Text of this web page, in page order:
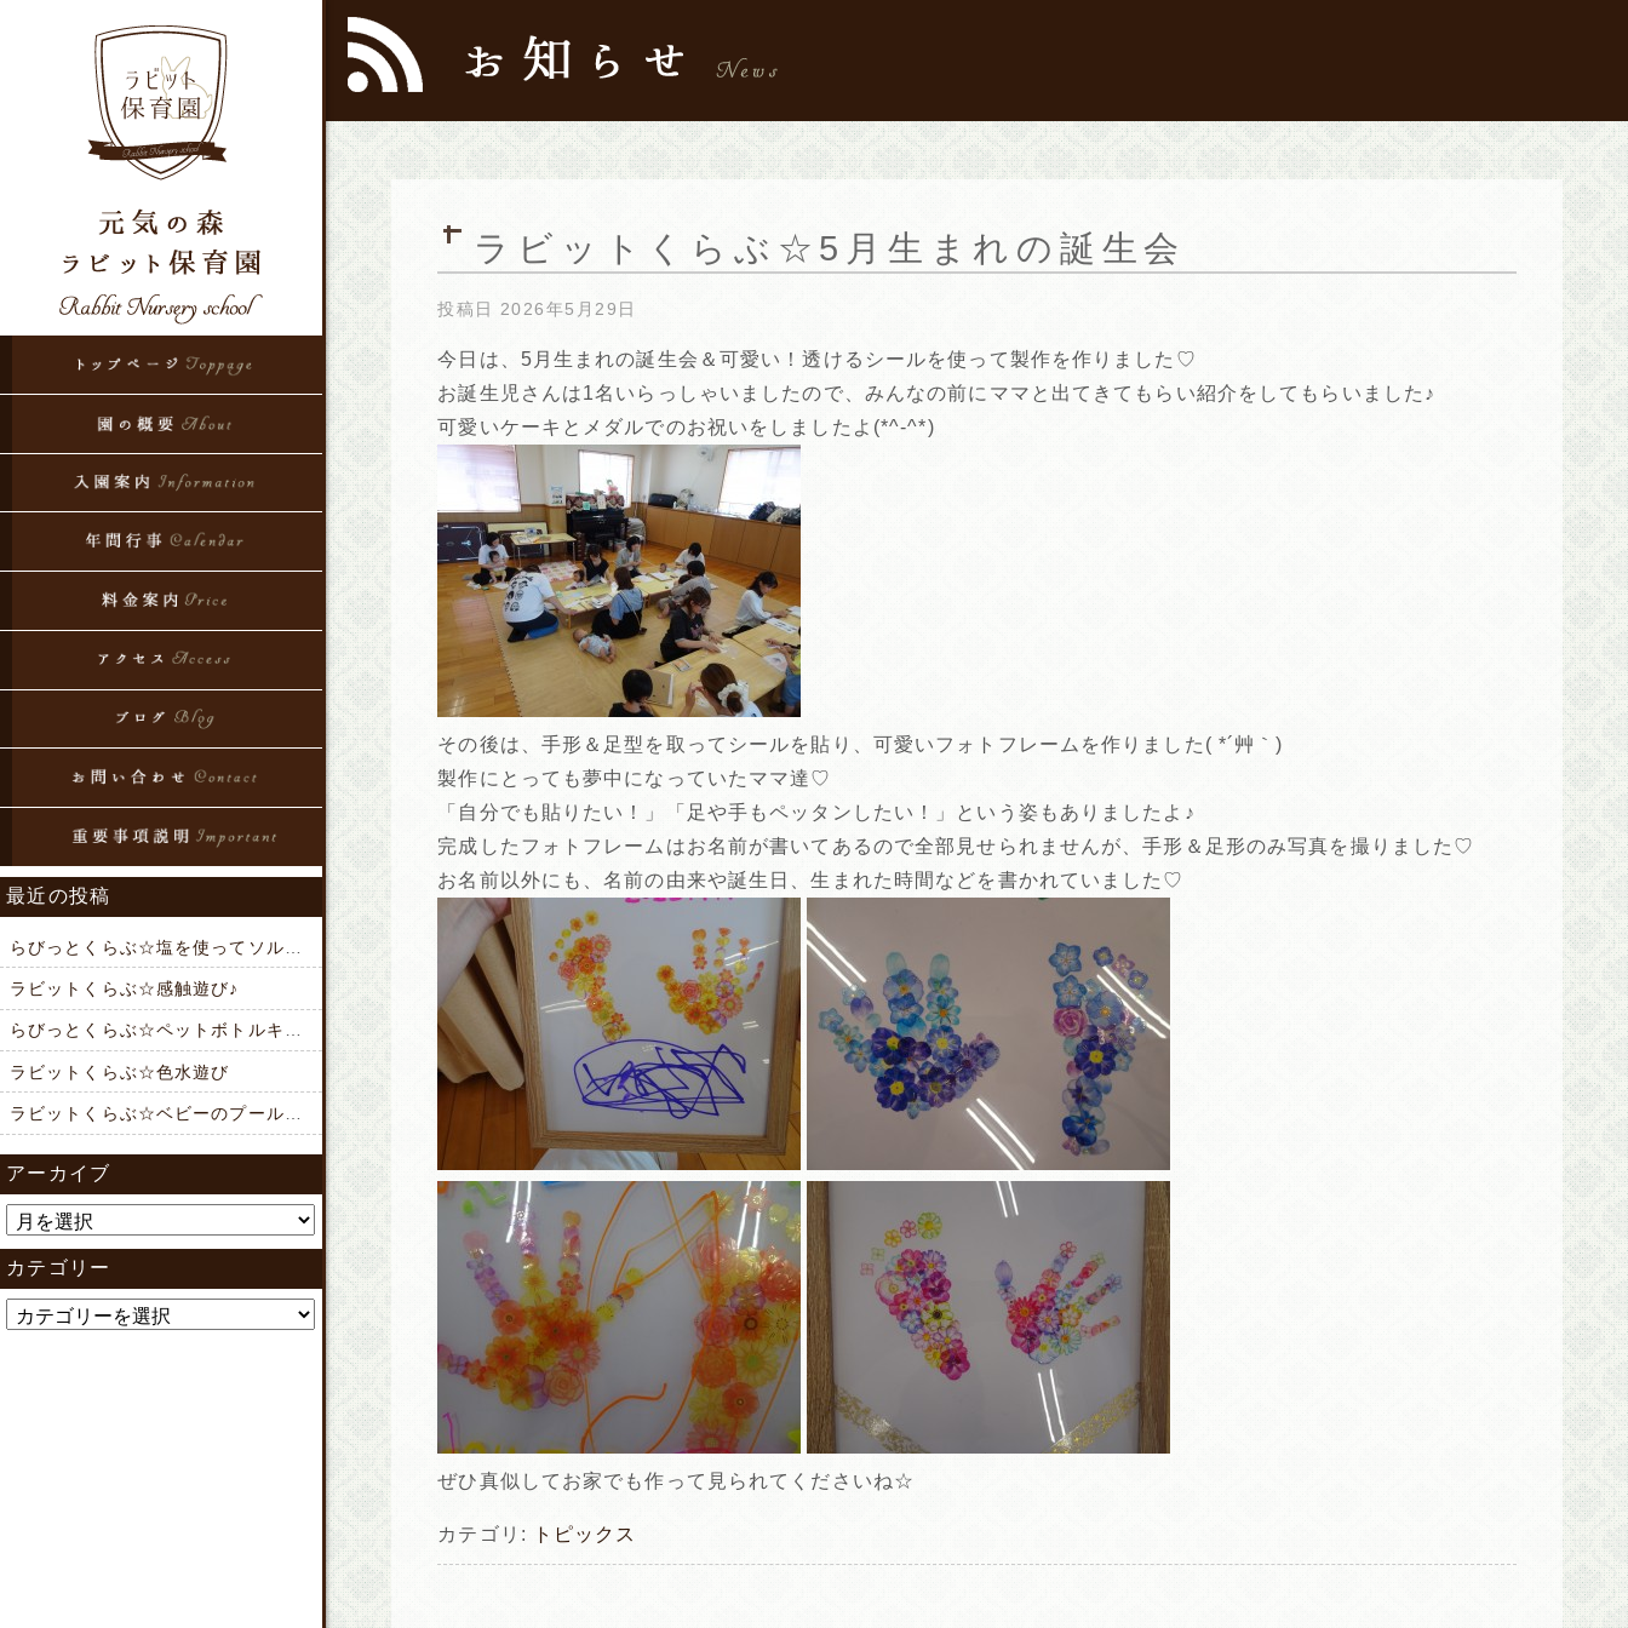
最近の投稿
ラビットくらぶ☆感触遊び♪
らびっとくらぶ☆ペットボトルキャップでアクセサリー作り
ラビットくらぶ☆色水遊び
アーカイブ
カテゴリー
ラビットくらぶ☆5月生まれの誕生会
投稿日 2026年5月29日
今日は、5月生まれの誕生会＆可愛い！透けるシールを使って製作を作りました♡
お誕生児さんは1名いらっしゃいましたので、みんなの前にママと出てきてもらい紹介をしてもらいました♪
可愛いケーキとメダルでのお祝いをしましたよ(*^-^*)
その後は、手形＆足型を取ってシールを貼り、可愛いフォトフレームを作りました( *´艸｀)
製作にとっても夢中になっていたママ達♡
「自分でも貼りたい！」「足や手もペッタンしたい！」という姿もありましたよ♪
完成したフォトフレームはお名前が書いてあるので全部見せられませんが、手形＆足形のみ写真を撮りました♡
お名前以外にも、名前の由来や誕生日、生まれた時間などを書かれていました♡
ぜひ真似してお家でも作って見られてくださいね☆
カテゴリ: トピックス